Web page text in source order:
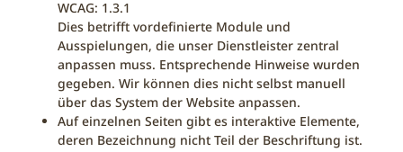
WCAG: 1.3.1
Dies betrifft vordefinierte Module und
Ausspielungen, die unser Dienstleister zentral
anpassen muss. Entsprechende Hinweise wurden
gegeben. Wir können dies nicht selbst manuell
über das System der Website anpassen.
Auf einzelnen Seiten gibt es interaktive Elemente,
deren Bezeichnung nicht Teil der Beschriftung ist.